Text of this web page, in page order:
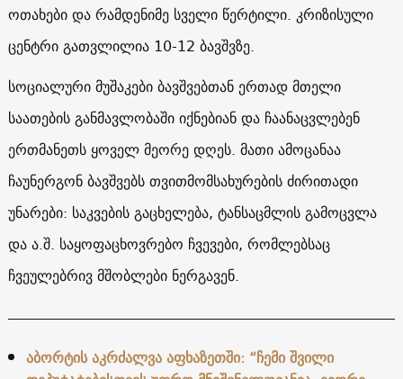
ოთახები და რამდენიმე სველი წერტილი. კრიზისული
ცენტრი გათვლილია 10-12 ბავშვზე.
სოციალური მუშაკები ბავშვებთან ერთად მთელი
საათების განმავლობაში იქნებიან და ჩაანაცვლებენ
ერთმანეთს ყოველ მეორე დღეს. მათი ამოცანაა
ჩაუნერგონ ბავშვებს თვითმომსახურების ძირითადი
უნარები: საკვების გაცხელება, ტანსაცმლის გამოცვლა
და ა.შ. საყოფაცხოვრებო ჩვევები, რომლებსაც
ჩვეულებრივ მშობლები ნერგავენ.
აბორტის აკრძალვა აფხაზეთში: “ჩემი შვილი